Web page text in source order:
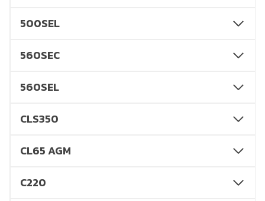
500SEL
560SEC
560SEL
CLS350
CL65 AGM
C220